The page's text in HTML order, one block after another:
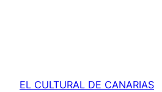
EL CULTURAL DE CANARIAS